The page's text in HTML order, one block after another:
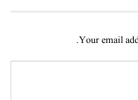
Your email